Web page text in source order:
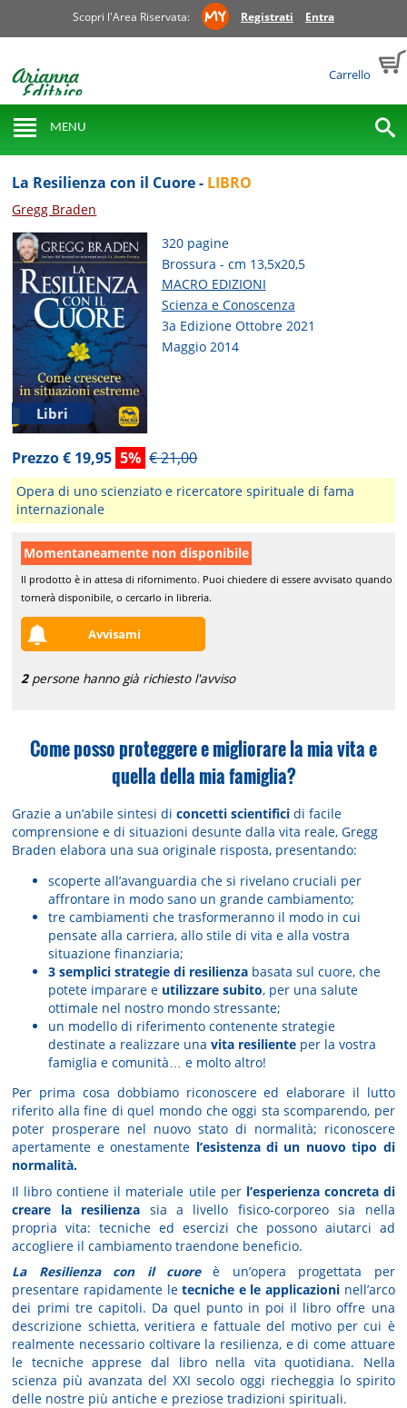
Scopri l'Area Riservata: Registrati Entra
Carrello
MENU
La Resilienza con il Cuore - LIBRO
Gregg Braden
Libri
320 pagine
Brossura - cm 13,5x20,5
MACRO EDIZIONI
Scienza e Conoscenza
3a Edizione Ottobre 2021
Maggio 2014
Prezzo € 19,95 5% € 21,00
Opera di uno scienziato e ricercatore spirituale di fama
internazionale
Momentaneamente non disponibile
Il prodotto è in attesa di rifornimento. Puoi chiedere di essere avvisato quando
tornerà disponibile, o cercarlo in libreria.
Avvisami
2persone hanno già richiesto l'avviso
Come posso proteggere e migliorare la mia vita e
quella della mia famiglia?
Grazie a un’abile sintesi diconcetti scientifici di facile
comprensione e di situazioni desunte dalla vita reale, Gregg
Braden elabora una sua originale risposta, presentando:
scoperte all’avanguardia che si rivelano cruciali per
affrontare in modo sano un grande cambiamento;
tre cambiamenti che trasformeranno il modo in cui
pensate alla carriera, allo stile di vita e alla vostra
situazione finanziaria;
3 semplici strategie di resilienza basata sul cuore, che
potete imparare e utilizzare subito, per una salute
ottimale nel nostro mondo stressante;
un modello di riferimento contenente strategie
destinate a realizzare unavita resiliente per la vostra
famiglia e comunità… e molto altro!
Per prima cosa dobbiamo riconoscere ed elaborare il lutto
riferito alla fine di quel mondo che oggi sta scomparendo, per
poter prosperare nel nuovo stato di normalità; riconoscere
apertamente e onestamente l’esistenza di un nuovo tipo di
normalità.
Il libro contiene il materiale utile per l’esperienza concreta di
creare la resilienza sia a livello fisico-corporeo sia nella
propria vita: tecniche ed esercizi che possono aiutarci ad
accogliere il cambiamento traendone beneficio.
La Resilienza con il cuoreè un’opera progettata per
presentare rapidamente letecniche e le applicazioni nell’arco
dei primi tre capitoli. Da quel punto in poi il libro offre una
descrizione schietta, veritiera e fattuale del motivo per cui è
realmente necessario coltivare la resilienza, e di come attuare
le tecniche apprese dal libro nella vita quotidiana. Nella
scienza più avanzata del XXI secolo oggi riecheggia lo spirito
delle nostre più antiche e preziose tradizioni spirituali.